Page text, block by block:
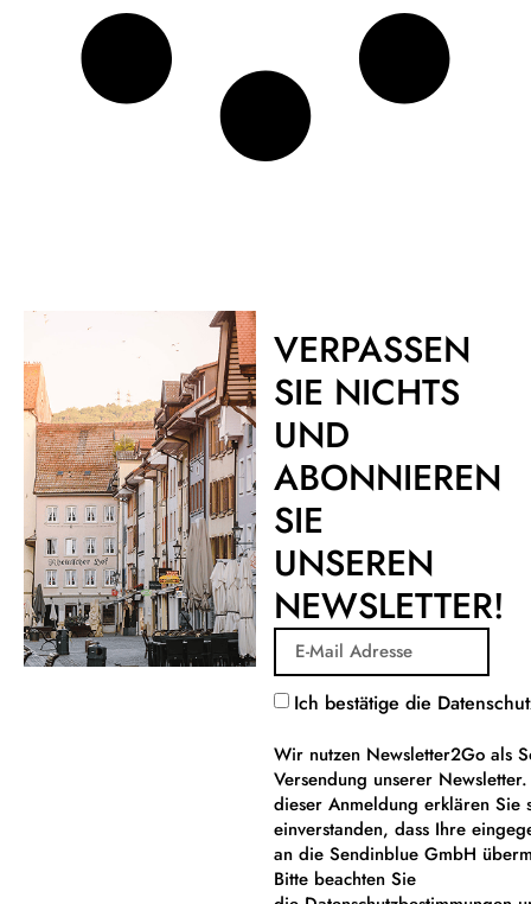
VERPASSEN
SIE NICHTS
UND
ABONNIEREN
SIE
UNSEREN
NEWSLETTER!
Ich bestätige die
Wir nutzen Newsletter2Go als
Versendung unserer
dieser Anmeldung erklären Sie
einverstanden, dass Ihre
an die Sendinblue GmbH
Bitte beachten Sie